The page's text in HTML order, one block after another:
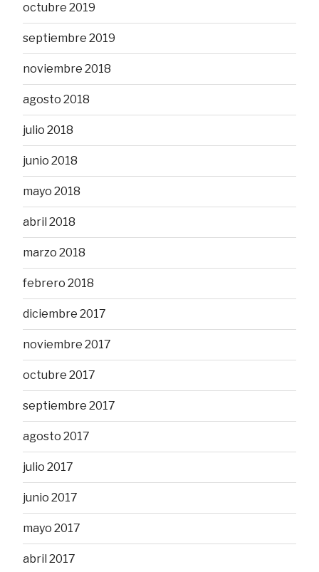
octubre 2019
septiembre 2019
noviembre 2018
agosto 2018
julio 2018
junio 2018
mayo 2018
abril 2018
marzo 2018
febrero 2018
diciembre 2017
noviembre 2017
octubre 2017
septiembre 2017
agosto 2017
julio 2017
junio 2017
mayo 2017
abril 2017